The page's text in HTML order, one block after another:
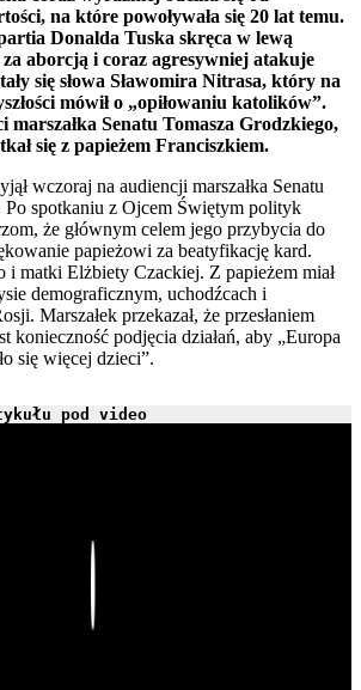
na które powoływała się 20 lat temu.
Donalda Tuska skręca w lewą
aborcją i coraz agresywniej atakuje
się słowa Sławomira Nitrasa, który na
mówił o „opiłowaniu katolików”.
marszałka Senatu Tomasza Grodzkiego,
się z papieżem Franciszkiem.
wczoraj na audiencji marszałka Senatu
Po spotkaniu z Ojcem Świętym polityk
że głównym celem jego przybycia do
papieżowi za beatyfikację kard.
i matki Elżbiety Czackiej. Z papieżem miał
demograficznym, uchodźcach i
Marszałek przekazał, że przesłaniem
konieczność podjęcia działań, aby „Europa
się więcej dzieci”.
pod video